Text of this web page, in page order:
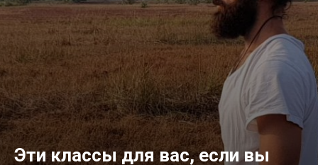
Эти классы для вас, если вы